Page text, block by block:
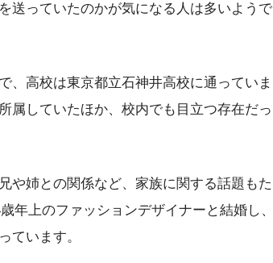
送っていたのかが気になる人は多いようで
、高校は東京都立石神井高校に通っていま
属していたほか、校内でも目立つ存在だっ
や姉との関係など、家族に関する話題もた
年上のファッションデザイナーと結婚し、
ています。